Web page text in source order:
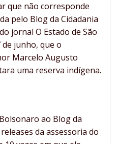
que não corresponde
pelo Blog da Cidadania
jornal O Estado de São
junho, que o
Marcelo Augusto
uma reserva indígena.
ao Blog da
da assessoria do